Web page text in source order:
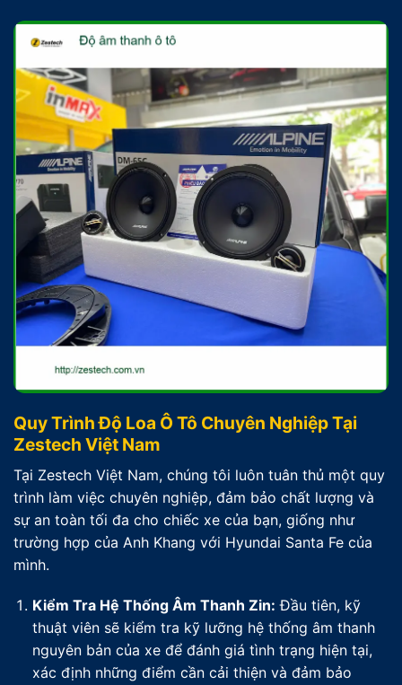
Quy Trình Độ Loa Ô Tô Chuyên Nghiệp Tại
Zestech Việt Nam
Tại Zestech Việt Nam, chúng tôi luôn tuân thủ một quy
trình làm việc chuyên nghiệp, đảm bảo chất lượng và
sự an toàn tối đa cho chiếc xe của bạn, giống như
trường hợp của Anh Khang với Hyundai Santa Fe của
mình.
Kiểm Tra Hệ Thống Âm Thanh Zin: Đầu tiên, kỹ
thuật viên sẽ kiểm tra kỹ lưỡng hệ thống âm thanh
nguyên bản của xe để đánh giá tình trạng hiện tại,
xác định những điểm cần cải thiện và đảm bảo